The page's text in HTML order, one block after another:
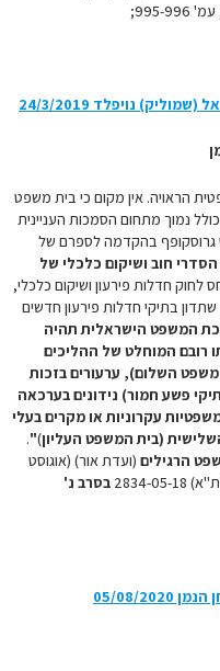
996;
הראויה. אין מקום כי בית משפט
נמוך מתחום הסמכות העניינית
גרוסקופף בהקדמה לספרם של
חוב ושיקום כלכלי של
– 2019), בהתייחס לחוק חדלות פירעון ושיקום כלכלי,
שתדון בתיקי חדלות פירעון חדשים
המשפט הישראלית תהיה
רובם המוחלט של ההליכים
השלום), ערעורים בזכות
פשע חמור) נידונים בערכאה
עקרוניות או מקרים בעלי
(בית המשפט העליון)
"
.
הרגילים (ועדת אור) (אוגוסט
בסרב נ'